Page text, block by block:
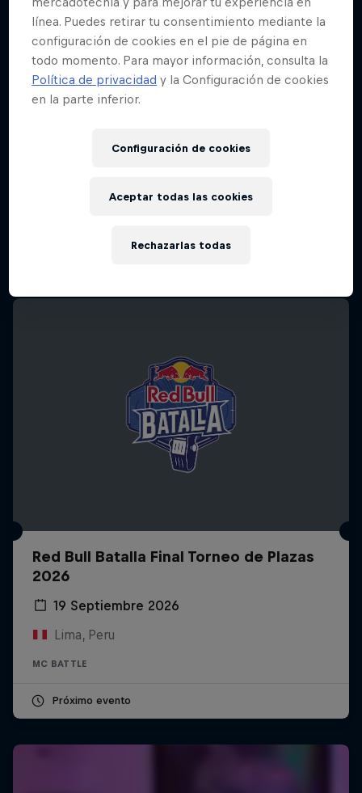
Red Bull Batalla Final Torneo de Plazas
2026
19 Septiembre 2026
Lima, Peru
MC BATTLE
Próximo evento
línea. Puedes retirar tu consentimiento mediante la
configuración de cookies en el pie de página en
todo momento. Para mayor información, consulta la
Política de privacidad y la Configuración de cookies
en la parte inferior.
Configuración de cookies
Rechazarlas todas
Aceptar todas las cookies